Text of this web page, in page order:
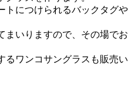
トにつけられるバックタグや
まいりますので、その場でお
るワンコサングラスも販売い